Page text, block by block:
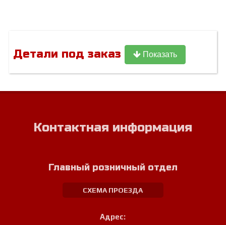
Детали под заказ Показать
Контактная информация
Главный розничный отдел
СХЕМА ПРОЕЗДА
Адрес: